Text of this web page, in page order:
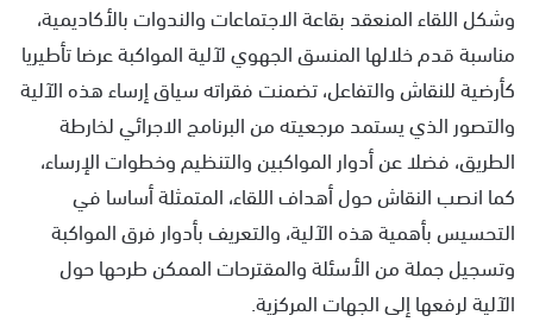
وشكل اللقاء المنعقد بقاعة الاجتماعات والندوات بالأكاديمية،
مناسبة قدم خلالها المنسق الجهوي لآلية المواكبة عرضا تأطيريا
كأرضية للنقاش والتفاعل، تضمنت فقراته سياق إرساء هذه الآلية
والتصور الذي يستمد مرجعيته من البرنامج الاجرائي لخارطة
الطريق، فضلا عن أدوار المواكبين والتنظيم وخطوات الإرساء،
كما انصب النقاش حول أهداف اللقاء، المتمثلة أساسا في
التحسيس بأهمية هذه الآلية، والتعريف بأدوار فرق المواكبة
وتسجيل جملة من الأسئلة والمقترحات الممكن طرحها حول
الآلية لرفعها إلى الجهات المركزية.